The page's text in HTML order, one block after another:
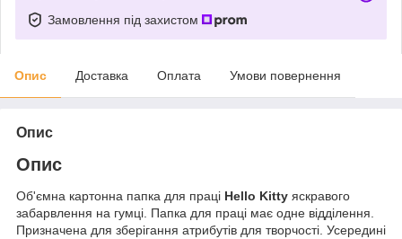
Замовлення під захистом
Опис Доставка Оплата Умови повернення
Опис
Опис
Об'ємна картонна папка для праці Hello Kitty яскравого
забарвлення на гумці. Папка для праці має одне відділення.
Призначена для зберігання атрибутів для творчості. Усередині